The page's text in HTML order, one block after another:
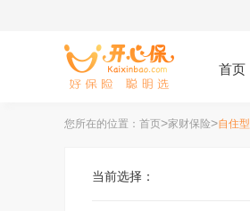
首页
您所在的位置：首页>家财保险>自住型
当前选择：